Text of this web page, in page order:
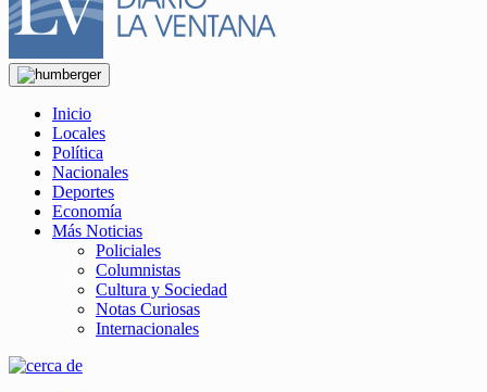
Inicio
Locales
Política
Nacionales
Deportes
Economía
Más Noticias
Policiales
Columnistas
Cultura y Sociedad
Notas Curiosas
Internacionales